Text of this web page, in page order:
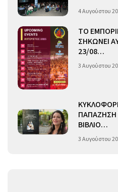
4 Αυγούστου
ΤΟ
ΣΗΚΩΝΕΙ
23/08…
3 Αυγούστου
ΠΑΠΑΖΗΣΗ
ΒΙΒΛΙΟ…
3 Αυγούστου